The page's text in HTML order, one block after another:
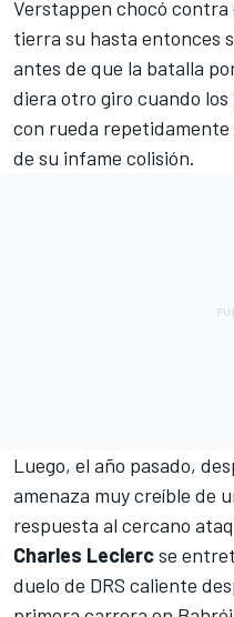
Verstappen chocó contra
tierra su hasta entonces
antes de que la batalla
diera otro giro cuando
con rueda
de su infame colisión.
Luego, el año pasado,
amenaza muy creíble de
respuesta al cercano
Charles Leclercse
duelo de DRS caliente